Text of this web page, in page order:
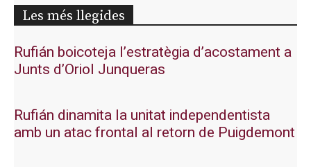
Les més llegides
Rufián boicoteja l’estratègia d’acostament a
Junts d’Oriol Junqueras
Rufián dinamita la unitat independentista
amb un atac frontal al retorn de Puigdemont